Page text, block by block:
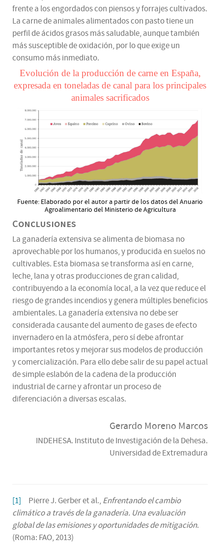
frente a los engordados con piensos y forrajes cultivados.
La carne de animales alimentados con pasto tiene un
perfil de ácidos grasos más saludable, aunque también
más susceptible de oxidación, por lo que exige un
consumo más inmediato.
Evolución de la producción de carne en España,
expresada en toneladas de canal para los principales
animales sacrificados
Fuente: Elaborado por el autor a partir de los datos del Anuario
Agroalimentario del Ministerio de Agricultura
Conclusiones
La ganadería extensiva se alimenta de biomasa no
aprovechable por los humanos, y producida en suelos no
cultivables. Esta biomasa se transforma así en carne,
leche, lana y otras producciones de gran calidad,
contribuyendo a la economía local, a la vez que reduce el
riesgo de grandes incendios y genera múltiples beneficios
ambientales. La ganadería extensiva no debe ser
considerada causante del aumento de gases de efecto
invernadero en la atmósfera, pero sí debe afrontar
importantes retos y mejorar sus modelos de producción
y comercialización. Para ello debe salir de su papel actual
de simple eslabón de la cadena de la producción
industrial de carne y afrontar un proceso de
diferenciación a diversas escalas.
Gerardo Moreno Marcos
INDEHESA. Instituto de Investigación de la Dehesa.
Universidad de Extremadura
[1] Pierre J. Gerber et al.,Enfrentando el cambio
climático a través de la ganadería. Una evaluación
global de las emisiones y oportunidades de mitigación.
(Roma: FAO, 2013)